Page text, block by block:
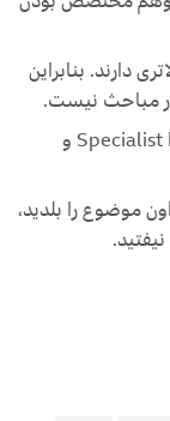
دارند. بنابراین
مباحث نیست.
به تیمتان نگاه کنید. چه درصدی از آن‌ها را Specialist و
موضوع را بلدید،